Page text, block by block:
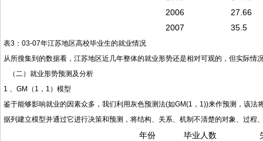
2006
27.66
2007
35.5
表3：03-07年江苏地区高校毕业生的就业情况
从所搜集到的数据看，江苏地区近几年整体的就业形势还是相对可观的，但实际情
（二）就业形势预测及分析
1 、GM（1，1）模型
鉴于能够影响就业的因素众多，我们利用灰色预测法(如GM(1，1))来作预测，该
据列建立模型并通过它进行决策和预测，将结构、关系、机制不清楚的对象、过程
年份 毕业人数